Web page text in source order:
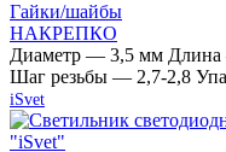
Гайки/шайбы
НАКРЕПКО
Диаметр — 3,5 мм
Шаг резьбы — 2,7-2,8
iSvet